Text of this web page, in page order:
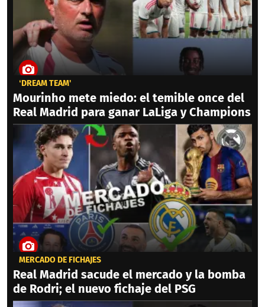
‘DREAM TEAM'
Mourinho mete miedo: el temible once del
Real Madrid para ganar LaLiga y Champions
MERCADO DE FICHAJES
Real Madrid sacude el mercado y la bomba
de Rodri; el nuevo fichaje del PSG